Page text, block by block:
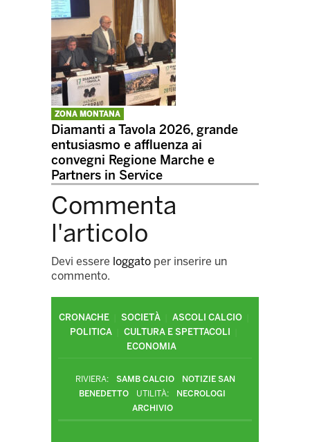
ZONA MONTANA
Diamanti a Tavola 2026, grande
entusiasmo e affluenza ai
convegni Regione Marche e
Partners in Service
Commenta
l'articolo
Devi essere loggato per inserire un
commento.
CRONACHE SOCIETÀ
ASCOLI CALCIO
POLITICA
CULTURA E SPETTACOLI
ECONOMIA
RIVIERA: SAMB CALCIO
NOTIZIE SAN
BENEDETTO
UTILITÀ:
NECROLOGI
ARCHIVIO